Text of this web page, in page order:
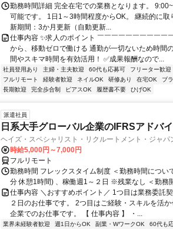
勤務時間詳細 完全在宅での業務となります。
可能です。 1日1～3時間程度からOK。 継続的に
新期間：3か月更新（自動更新...
仕事内容 ✨求人のポイント ￣￣￣￣￣￣￣￣￣￣
から、移動ゼロで働ける 通勤が一切ないため時間
間やスキマ時間を有効活用！ ✅成果報酬なので...
社員登用あり 主婦・主夫歓迎 60代も応募可 フリーター歓迎
フルリモート
経験者歓迎 ネイルOK 研修あり 在宅OK ブ
長期歓迎
完全歩合制 ピアスOK 履歴書不要 ひげOK
派遣社員
日系大手グローバル企業のIFRSアドバ
ヘイズ・スペシャリスト・リクルートメント・ジャパ
時給5,000円～7,000円
フルリモート
勤務時間 フレックスタイム制度 ＜勤務時間につ
分 休憩1時間) 、稼働週1～２日 ※残業なし ＜勤務
仕事内容 ＼おすすめポイント／ 1つ目は業務委託
２日のお仕事です。 2つ目はご経験・スキルを活
企業でのお仕事です。 【 仕事内容 】 ・...
業界未経験者歓迎 週1日からOK 副業・WワークOK 60代も